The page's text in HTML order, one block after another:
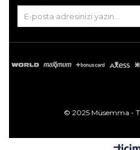
© 2025 Müsemma -